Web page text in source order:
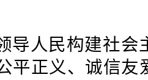
导人民构建社会
平正义、诚信友